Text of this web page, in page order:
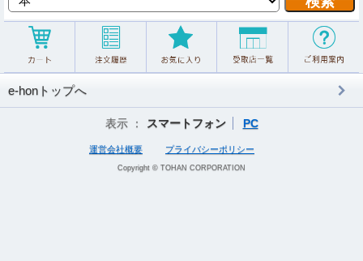
e-honトップへ
表示 ： スマートフォン PC
運営会社概要 プライバシーポリシー
Copyright © TOHAN CORPORATION